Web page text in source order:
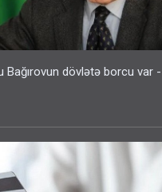
Bağırovun dövlətə borcu var